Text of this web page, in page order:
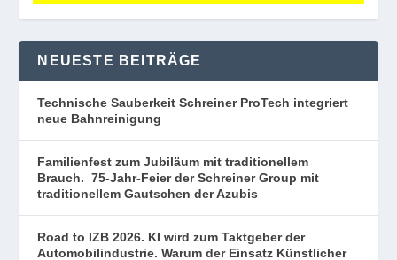
NEUESTE BEITRÄGE
Technische Sauberkeit Schreiner ProTech integriert
neue Bahnreinigung
Familienfest zum Jubiläum mit traditionellem
Brauch. 75-Jahr-Feier der Schreiner Group mit
traditionellem Gautschen der Azubis
Road to IZB 2026. KI wird zum Taktgeber der
Automobilindustrie. Warum der Einsatz Künstlicher